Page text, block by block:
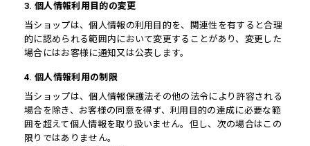
3. 個人情報利用目的の変更
当ショップは、個人情報の利用目的を、関連性を有すると合理
的に認められる範囲内において変更することがあり、変更した
場合にはお客様に通知又は公表します。
4. 個人情報利用の制限
当ショップは、個人情報保護法その他の法令により許容される
場合を除き、お客様の同意を得ず、利用目的の達成に必要な範
囲を超えて個人情報を取り扱いません。但し、次の場合はこの
限りではありません。